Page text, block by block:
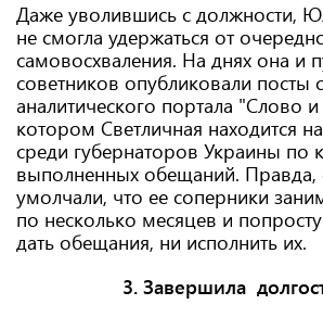
Даже уволившись с должности,
не смогла удержаться от
самовосхваления. На днях она и
советников опубликовали посты
аналитического портала "Слово
котором Светличная находится
среди губернаторов Украины по
выполненных обещаний. Правда,
умолчали, что ее соперники
по несколько месяцев и
дать обещания, ни исполнить их.
3. Завершила